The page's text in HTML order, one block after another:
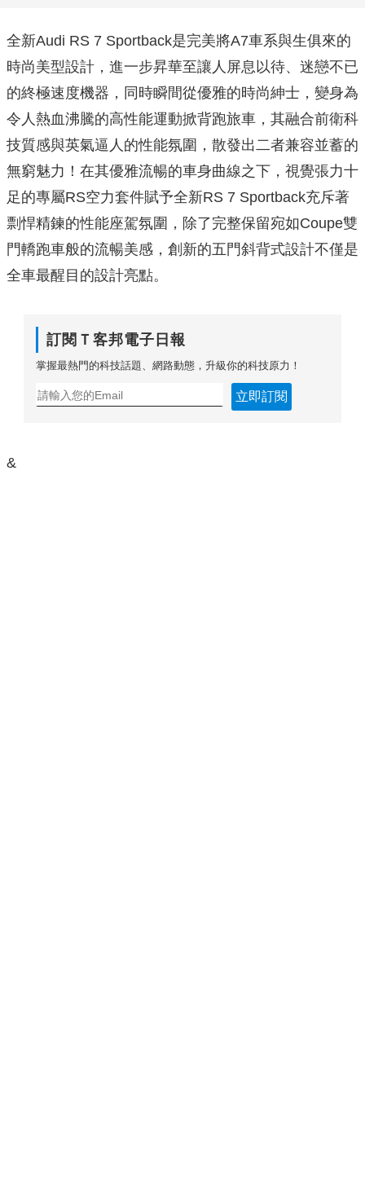
全新Audi RS 7 Sportback是完美將A7車系與生俱來的
時尚美型設計，進一步昇華至讓人屏息以待、迷戀不已
的終極速度機器，同時瞬間從優雅的時尚紳士，變身為
令人熱血沸騰的高性能運動掀背跑旅車，其融合前衛科
技質感與英氣逼人的性能氛圍，散發出二者兼容並蓄的
無窮魅力！在其優雅流暢的車身曲線之下，視覺張力十
足的專屬RS空力套件賦予全新RS 7 Sportback充斥著
剽悍精鍊的性能座駕氛圍，除了完整保留宛如Coupe雙
門轎跑車般的流暢美感，創新的五門斜背式設計不僅是
全車最醒目的設計亮點。
訂閱Ｔ客邦電子日報
掌握最熱門的科技話題、網路動態，升級你的科技原力！
立即訂閱
&